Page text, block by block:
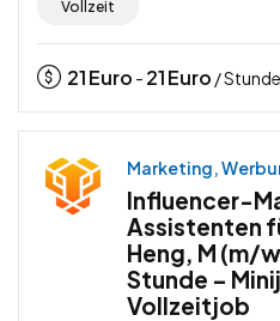
Vollzeit
21Euro - 21Euro / Stunde
Marketing,
Influencer-
Assistenten
Heng, M (m/
Stunde –
Vollzeitjob